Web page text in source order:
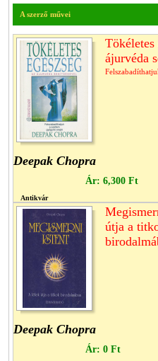
A szerző művei
Tökéletes
ájurvéda
Deepak Chopra
Ár: 6,300 Ft
Antikvár
útja a
Deepak Chopra
Ár: 0 Ft